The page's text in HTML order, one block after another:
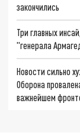
закончились
Три главных
"генерала
Новости сильно
Оборона
важнейшем